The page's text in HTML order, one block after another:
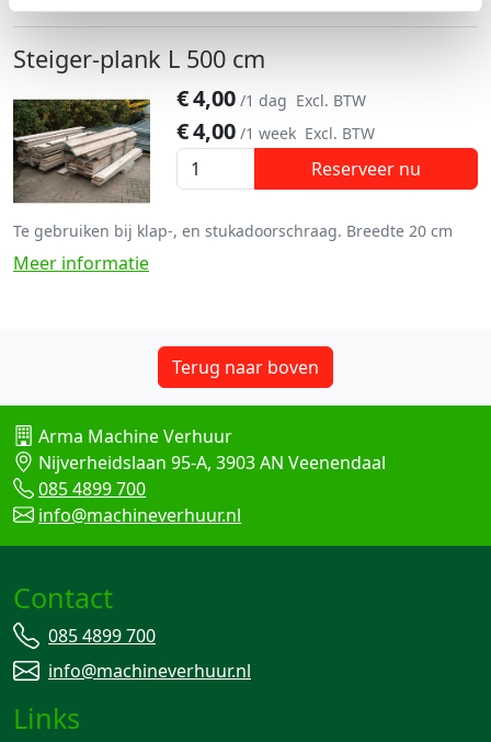
Steiger-plank L 500 cm
€4,00 /1 dag Excl. BTW
€4,00 /1 week Excl. BTW
Reserveer nu
Te gebruiken bij klap-, en stukadoorschraag. Breedte 20 cm
Meer informatie
Terug naar boven
Arma Machine Verhuur
Nijverheidslaan 95-A, 3903 AN Veenendaal
085 4899 700
info@machineverhuur.nl
Contact
085 4899 700
info@machineverhuur.nl
Links